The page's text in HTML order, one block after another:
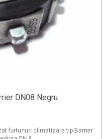
DN08 Negru
furtunuri climatizare tip Barrier